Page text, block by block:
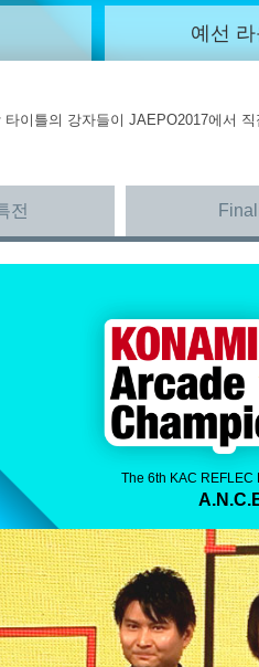
예선
이틀의 강자들이 JAEPO2017에서 직
전
The 6th KAC REFLEC